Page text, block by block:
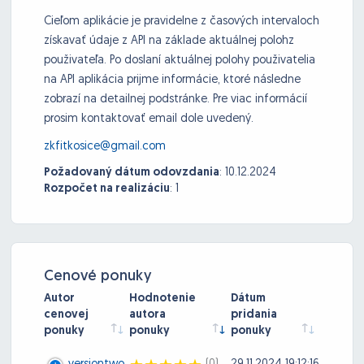
Cieľom aplikácie je pravidelne z časových intervaloch
získavať údaje z API na základe aktuálnej polohz
použivateľa. Po doslaní aktuálnej polohy použivatelia
na API aplikácia prijme informácie, ktoré následne
zobrazí na detailnej podstránke. Pre viac informácií
prosim kontaktovať email dole uvedený.
zkfitkosice@gmail.com
Požadovaný dátum odovzdania: 10.12.2024
Rozpočet na realizáciu: 1
Cenové ponuky
Autor
cenovej
ponuky
Hodnotenie
autora
ponuky
Dátum
pridania
ponuky